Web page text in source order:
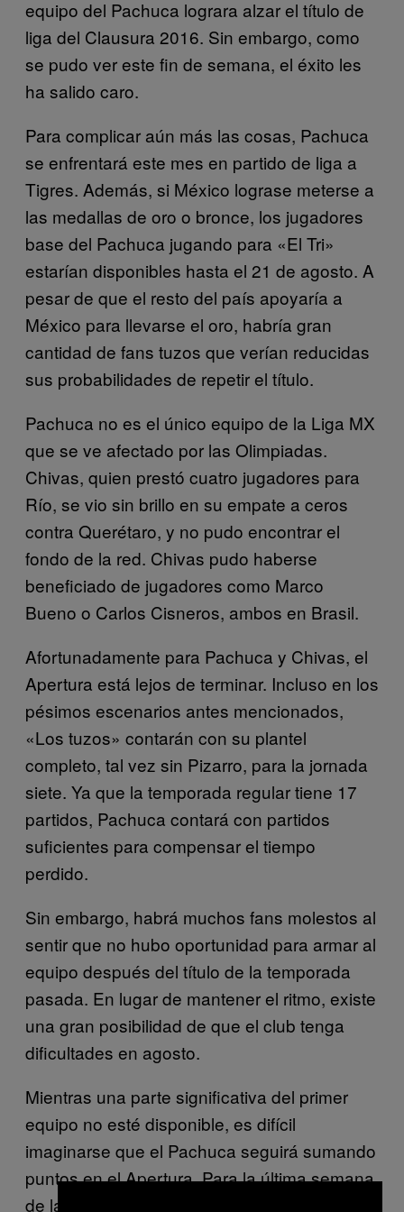
equipo del Pachuca lograra alzar el título de
liga del Clausura 2016. Sin embargo, como
se pudo ver este fin de semana, el éxito les
ha salido caro.
Para complicar aún más las cosas, Pachuca
se enfrentará este mes en partido de liga a
Tigres. Además, si México lograse meterse a
las medallas de oro o bronce, los jugadores
base del Pachuca jugando para «El Tri»
estarían disponibles hasta el 21 de agosto. A
pesar de que el resto del país apoyaría a
México para llevarse el oro, habría gran
cantidad de fans tuzos que verían reducidas
sus probabilidades de repetir el título.
Pachuca no es el único equipo de la Liga MX
que se ve afectado por las Olimpiadas.
Chivas, quien prestó cuatro jugadores para
Río, se vio sin brillo en su empate a ceros
contra Querétaro, y no pudo encontrar el
fondo de la red. Chivas pudo haberse
beneficiado de jugadores como Marco
Bueno o Carlos Cisneros, ambos en Brasil.
Afortunadamente para Pachuca y Chivas, el
Apertura está lejos de terminar. Incluso en los
pésimos escenarios antes mencionados,
«Los tuzos» contarán con su plantel
completo, tal vez sin Pizarro, para la jornada
siete. Ya que la temporada regular tiene 17
partidos, Pachuca contará con partidos
suficientes para compensar el tiempo
perdido.
Sin embargo, habrá muchos fans molestos al
sentir que no hubo oportunidad para armar al
equipo después del título de la temporada
pasada. En lugar de mantener el ritmo, existe
una gran posibilidad de que el club tenga
dificultades en agosto.
Mientras una parte significativa del primer
equipo no esté disponible, es difícil
imaginarse que el Pachuca seguirá sumando
puntos en el Apertura. Para la última semana
de la temporada regular, los fans tuzos